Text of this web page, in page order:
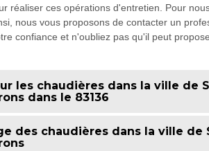
réaliser ces opérations d'entretien. Pour
nous vous proposons de contacter un
confiance et n'oubliez pas qu'il peut
les chaudières dans la ville de
dans le 83136
des chaudières dans la ville de